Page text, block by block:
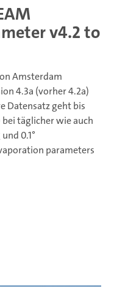
v4.2 to
Amsterdam
4.3a (vorher 4.2a)
Datensatz geht bis
täglicher wie auch
0.1°
parameters